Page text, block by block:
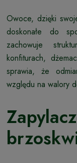
Owoce, dzięki
doskonałe do
zachowuje
konfiturach,
sprawia, że
względu na walory